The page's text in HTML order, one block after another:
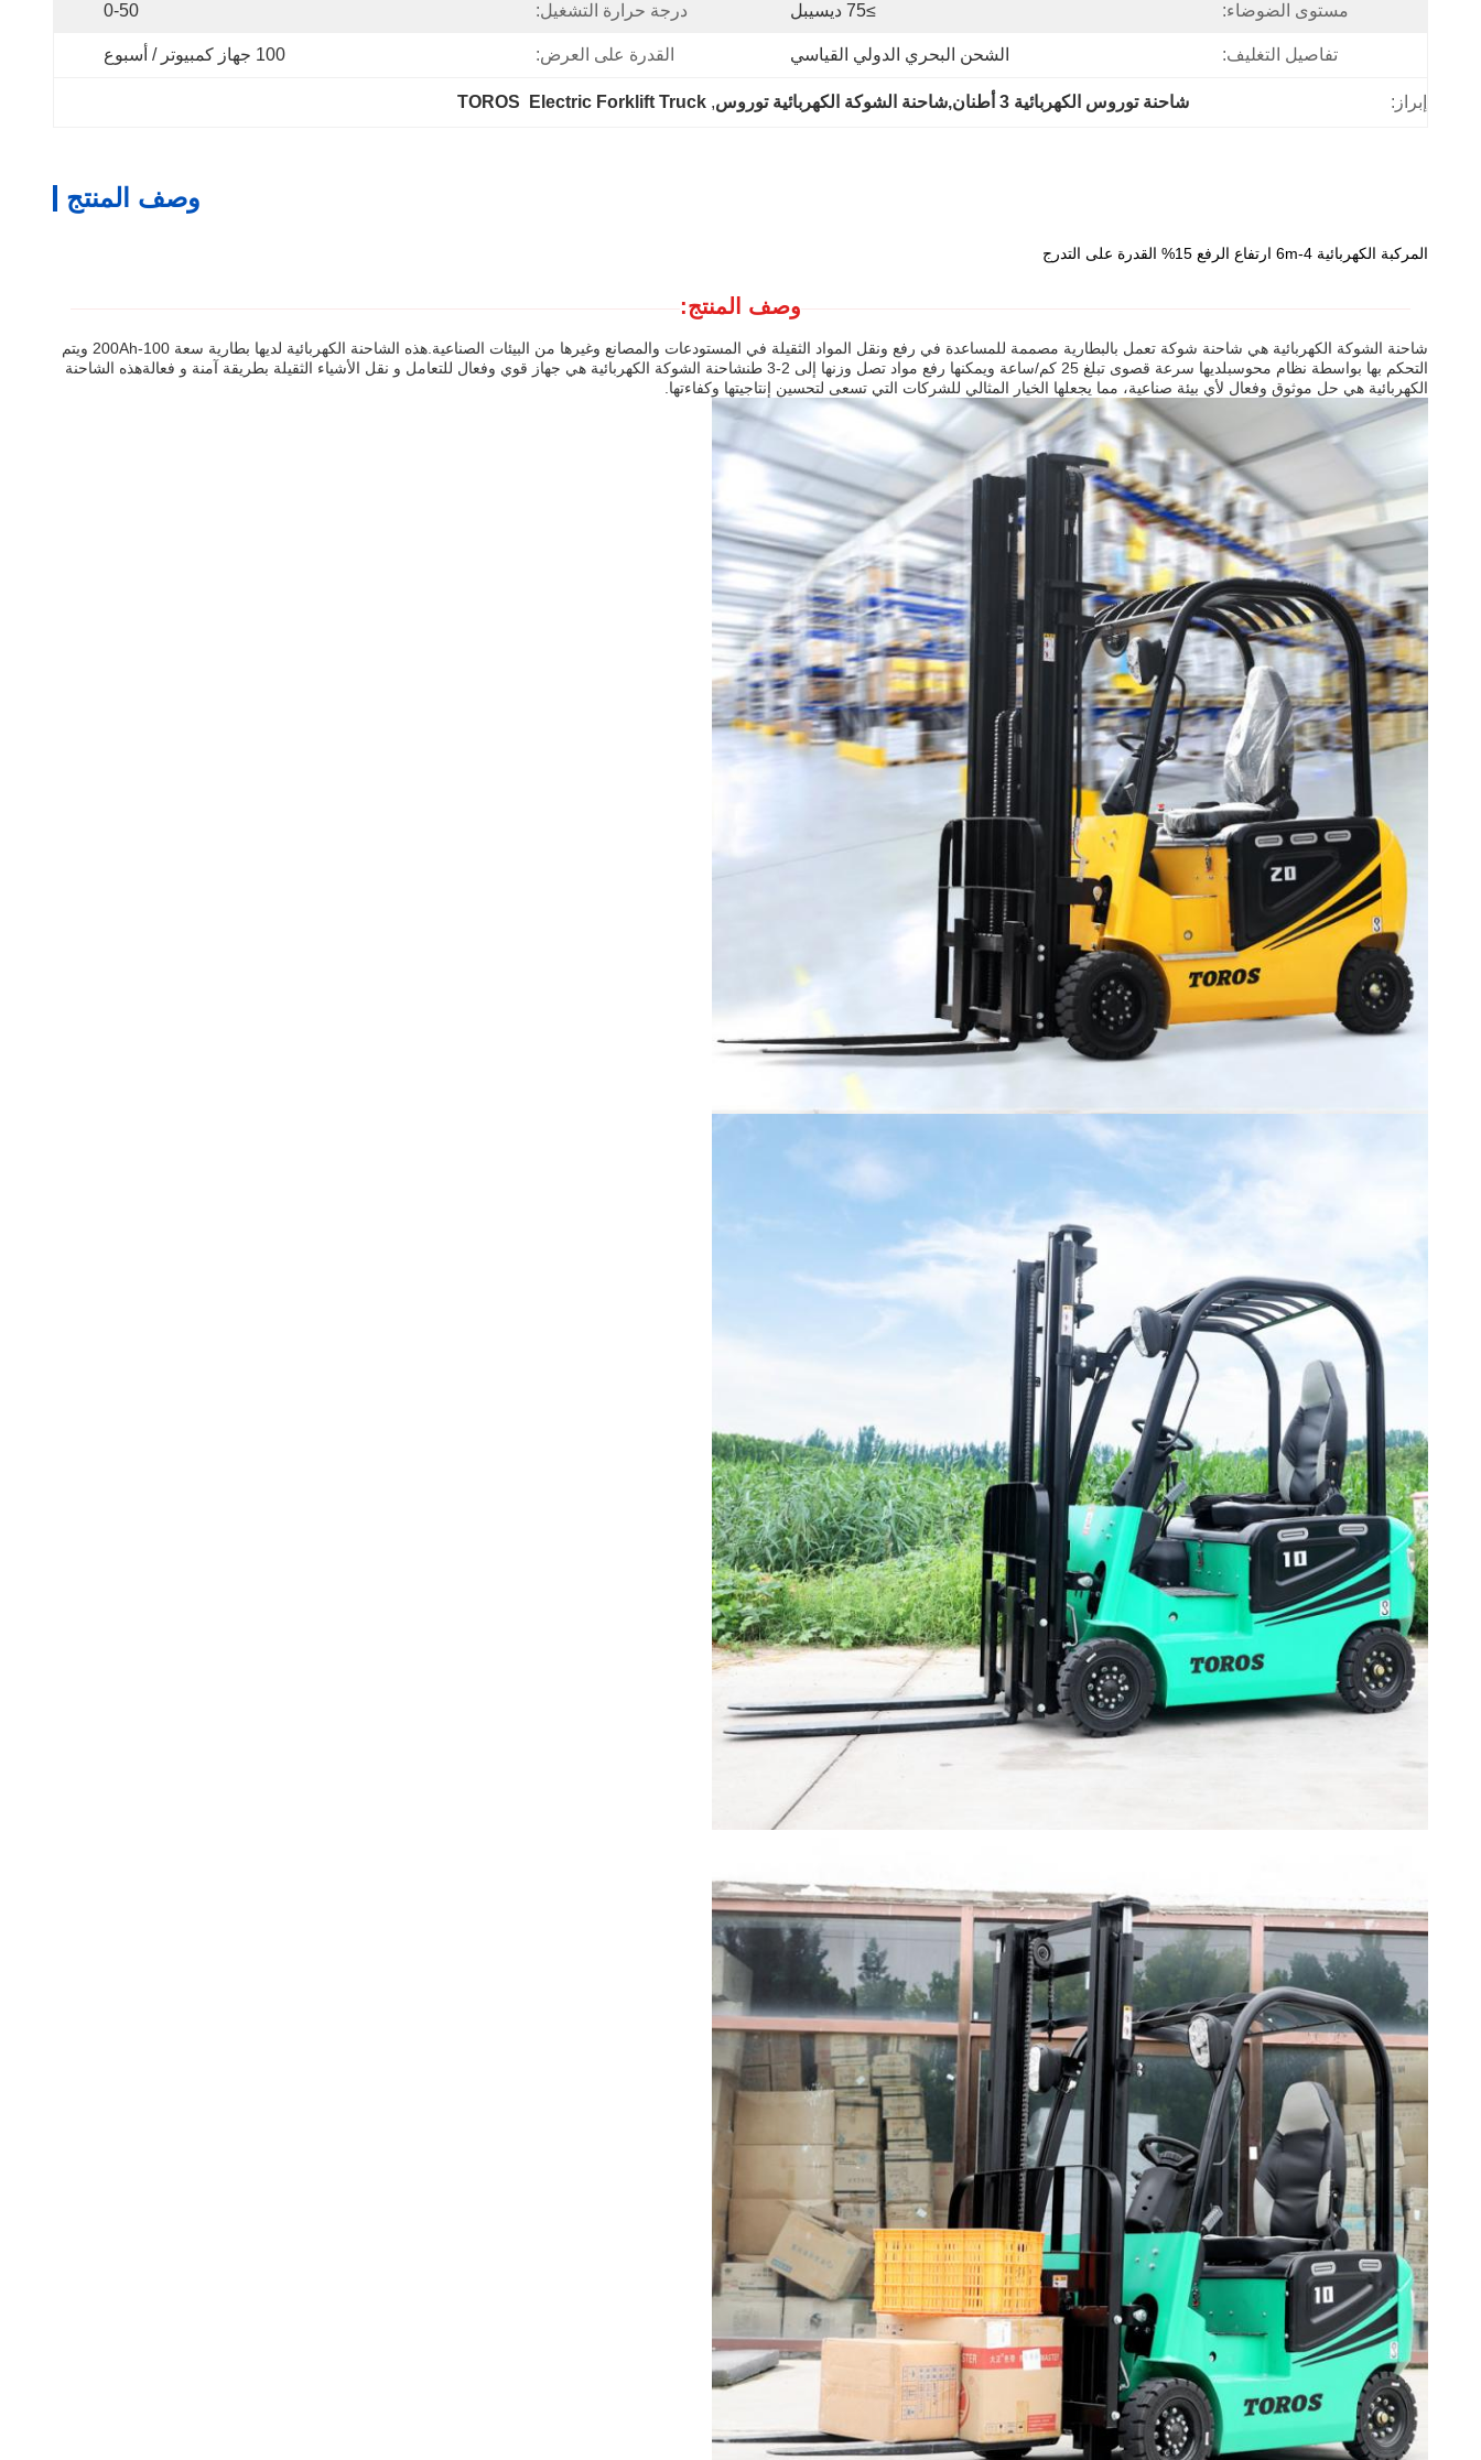
مستوى الضوضاء: ≥75 ديسيبل درجة حرارة التشغيل: 0-50
تفاصيل التغليف: الشحن البحري الدولي القياسي القدرة على العرض: 100 جهاز كمبيوتر / أسبوع
إبراز: شاحنة توروس الكهربائية 3 أطنان,شاحنة الشوكة الكهربائية توروس ,
TOROS  Electric Forklift Truck
وصف المنتج
المركبة الكهربائية 4-6m ارتفاع الرفع 15% القدرة على التدرج
وصف المنتج:
شاحنة الشوكة الكهربائية هي شاحنة شوكة تعمل بالبطارية مصممة للمساعدة في رفع ونقل المواد الثقيلة في المستودعات والمصانع وغيرها من البيئات الصناعية.هذه الشاحنة الكهربائية لديها بطارية سعة 100-200Ah ويتم
التحكم بها بواسطة نظام محوسبلديها سرعة قصوى تبلغ 25 كم/ساعة ويمكنها رفع مواد تصل وزنها إلى 2-3 طنشاحنة الشوكة الكهربائية هي جهاز قوي وفعال للتعامل و نقل الأشياء الثقيلة بطريقة آمنة و فعالةهذه الشاحنة
الكهربائية هي حل موثوق وفعال لأي بيئة صناعية، مما يجعلها الخيار المثالي للشركات التي تسعى لتحسين إنتاجيتها وكفاءتها.